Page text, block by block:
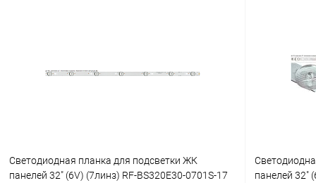
В
Светодиодная планка для подсветки ЖК
панелей 32" (6V) (7линз) RF-BS320E30-0701S-17
панелей 32"